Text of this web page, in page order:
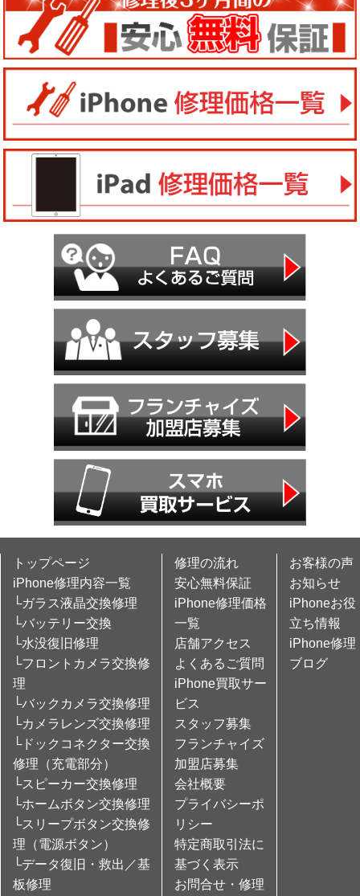
トップページ
iPhone修理内容一覧
└ガラス液晶交換修理
└バッテリー交換
└水没復旧修理
└フロントカメラ交換修
理
└バックカメラ交換修理
└カメラレンズ交換修理
└ドックコネクター交換
修理（充電部分）
└スピーカー交換修理
└ホームボタン交換修理
└スリープボタン交換修
理（電源ボタン）
└データ復旧・救出／基
板修理
修理の流れ
安心無料保証
iPhone修理価格
一覧
店舗アクセス
よくあるご質問
iPhone買取サー
ビス
スタッフ募集
フランチャイズ
加盟店募集
会社概要
プライバシーポ
リシー
特定商取引法に
基づく表示
お問合せ・修理
お客様の声
お知らせ
iPhoneお役
立ち情報
iPhone修理
ブログ